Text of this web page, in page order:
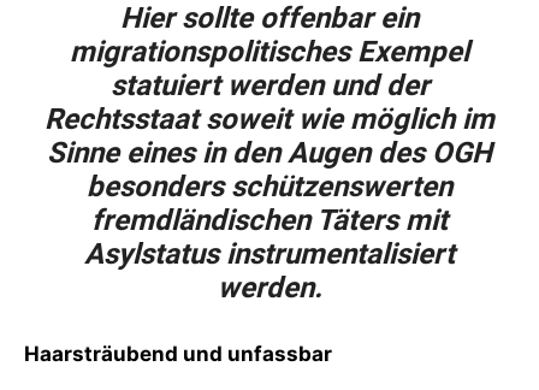
Hier sollte offenbar ein
migrationspolitisches Exempel
statuiert werden und der
Rechtsstaat soweit wie möglich im
Sinne eines in den Augen des OGH
besonders schützenswerten
fremdländischen Täters mit
Asylstatus instrumentalisiert
werden.
Haarsträubend und unfassbar